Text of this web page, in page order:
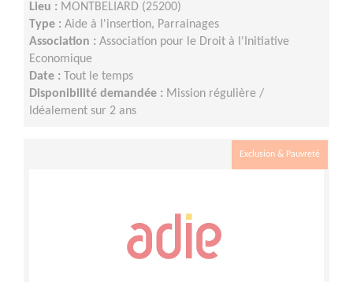
Lieu : MONTBELIARD (25200)
Type : Aide à l'insertion, Parrainages
Association : Association pour le Droit à l'Initiative
Economique
Date :
Tout le temps
Disponibilité demandée : Mission régulière /
Idéalement sur 2 ans
Exclusion & Pauvreté